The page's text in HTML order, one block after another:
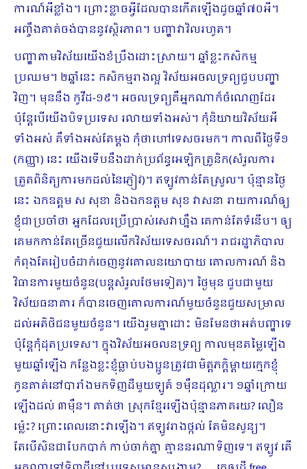
ការណ៍អីខ្លាំង។ ព្រោះខ្លាចអ្វីដែលបានកើតឡើងដូចឆ្នាំ៧០អី។
អញ្ចឹងគាត់ចង់បាននូវស្ថិរភាព។ បញ្ហាវាវិលរហូត។
បញ្ហាតាមវិស័យយើងខំប្រឹងដោះស្រាយ។ ឆ្នាំខ្លះកសិកម្ម
ប្រឈម។ ២ឆ្នាំនេះ កសិកម្មរាងល្អ វិស័យអចលទ្រព្យជួបបញ្ហា
វិញ។ មុននឹង កូវីដ-១៩។ អចលទ្រព្យគឺអ្នកណាក៏ចំណេញដែរ
ប៉ុន្តែបើយើងបិទប្រទេស រលាយទាំងអស់។ កុំនិយាយវិស័យអី
ទាំងអស់ គឺទាំងអស់តែម្ដង កុំថាហៅទេសចរមក។ កាលពីថ្ងៃទី១
(កញ្ញា) នេះ យើងទើបនឹងដាក់ប្រព័ន្ធអេឡិកត្រូនិក(សំរួលការ
ត្រួតពិនិត្យការមកដល់នៃភ្ញៀវ)។ ឥឡូវកាន់តែស្រួល។ ប៉ុន្មានថ្ងៃ
នេះ ឯកឧត្ដម ស សុខា និងឯកឧត្ដម សុខ វាសនា រាយការណ៍ឲ្យ
ខ្ញុំជាប្រចាំថា អ្នកដែលប្រើប្រាស់សេវាហ្នឹង គេកាន់តែទំនើប។ ឲ្យ
គេមកកាន់តែច្រើនជួយលើកវិស័យទេសចរណ៍។ រាជរដ្ឋាភិបាល
កំពុងតែរៀបចំដាក់ចេញនូវគោលនយោបាយ គោលការណ៍ និង
វិធានការមួយចំនួន(បន្តសំរួលថែមទៀត)។ ថ្ងៃមុន ជួបជាមួយ
វិស័យធនាគារ ក៏បានចេញគោលការណ៍មួយចំនួនជួយសម្រាល
ដល់អតិថិជនមួយចំនួន។ យើងរួមគ្នាដោះ មិនមែនថាអត់បញ្ហាទេ
ប៉ុន្តែកុំដុតប្រទេស។ ក្នុងវិស័យអចលនទ្រព្យ កាលមុនតម្លៃឡើង
មួយឆ្នាំឡើង កន្លែងខ្លះខ្ញុំធ្លាប់បងប្អូនត្រូវជាមិត្តភក្ដិម្ដាយក្មេកខ្ញុំ
កូនគាត់នៅបារាំងមកទិញដីមួយឡូត៍ ១ម៉ឺនដុល្លារ។ ១ឆ្នាំក្រោយ
ឡើងដល់ ៣ម៉ឺន។ គាត់ថា ស្រុកខ្មែរឡើងប៉ុន្មានភាគរយ? លឿន
ម្ល៉េះ? ព្រោះពេលនោះវាឡើង។ ឥឡូវរាងថ្កល់ តែមិនសូន្យ។
តែបើសិនជាបែកបាក់ កាប់ចាក់គ្នា គ្មាននរណាទិញទេ។ ឥឡូវ តើ